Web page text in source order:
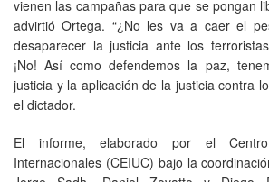
vienen las campañas para que se pongan
advirtió Ortega. “¿No les va a caer el
desaparecer la justicia ante los
¡No! Así como defendemos la paz,
justicia y la aplicación de la justicia contra
el dictador.
El informe, elaborado por el
Internacionales (CEIUC) bajo la